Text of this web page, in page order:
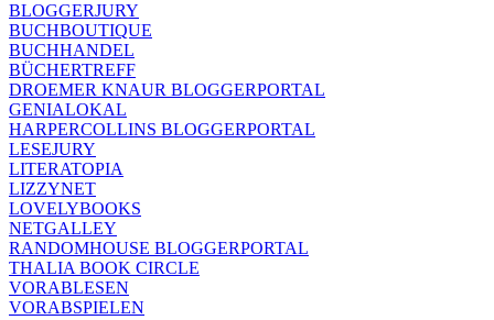
BLOGGERJURY
BUCHBOUTIQUE
BUCHHANDEL
BÜCHERTREFF
DROEMER KNAUR BLOGGERPORTAL
GENIALOKAL
HARPERCOLLINS BLOGGERPORTAL
LESEJURY
LITERATOPIA
LIZZYNET
LOVELYBOOKS
NETGALLEY
RANDOMHOUSE BLOGGERPORTAL
THALIA BOOK CIRCLE
VORABLESEN
VORABSPIELEN